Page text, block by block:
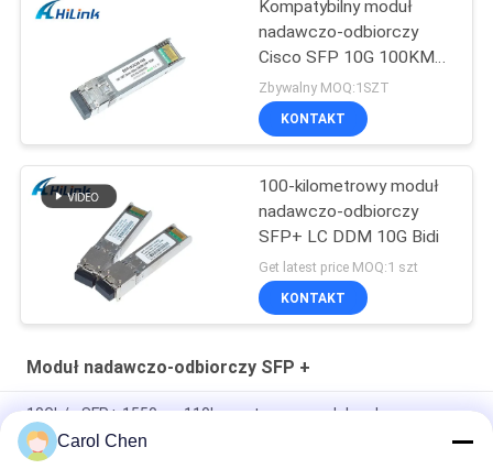
Kompatybilny moduł
nadawczo-odbiorczy
Cisco SFP 10G 100KM
26db Dwdm SFP +
Zbywalny MOQ:1SZT
KONTAKT
100-kilometrowy moduł
nadawczo-odbiorczy
SFP+ LC DDM 10G Bidi
Get latest price MOQ:1 szt
KONTAKT
Moduł nadawczo-odbiorczy SFP +
10Gb/s SFP+ 1550nm 110km optyczny moduł nadawczo-
odbiorczy Zgodny z RoHS
Carol Chen